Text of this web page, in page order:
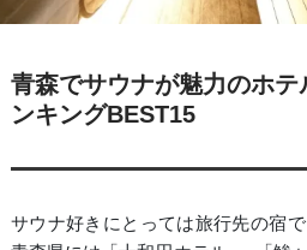
青森でサウナが魅力のホテ
ンキングBEST15
サウナ好きにとっては旅行先の宿